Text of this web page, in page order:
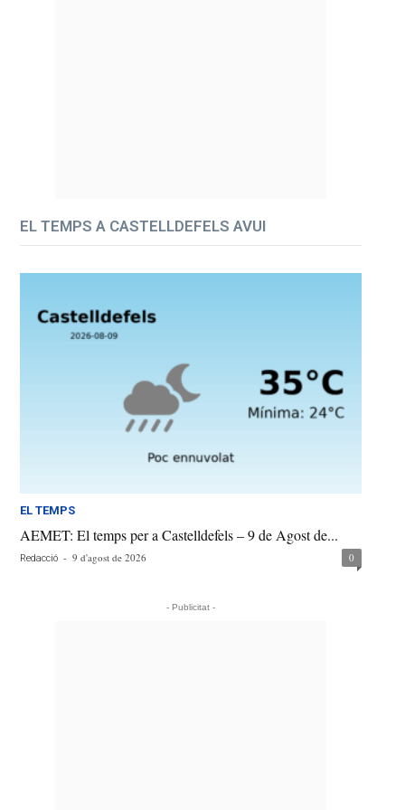
EL TEMPS A CASTELLDEFELS AVUI
EL TEMPS
AEMET: El temps per a Castelldefels – 9 de Agost de...
Redacció - 9 d'agost de 2026 0
- Publicitat -